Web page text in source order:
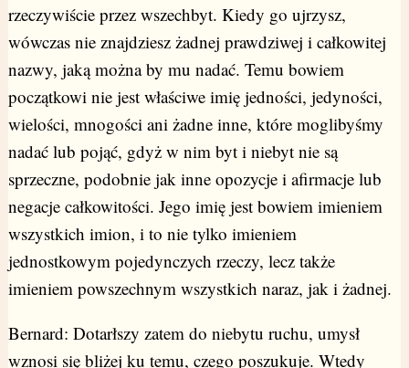
rzeczywiście przez wszechbyt. Kiedy go ujrzysz,
wówczas nie znajdziesz żadnej prawdziwej i całkowitej
nazwy, jaką można by mu nadać. Temu bowiem
początkowi nie jest właściwe imię jedności, jedyności,
wielości, mnogości ani żadne inne, które moglibyśmy
nadać lub pojąć, gdyż w nim byt i niebyt nie są
sprzeczne, podobnie jak inne opozycje i afirmacje lub
negacje całkowitości. Jego imię jest bowiem imieniem
wszystkich imion, i to nie tylko imieniem
jednostkowym pojedynczych rzeczy, lecz także
imieniem powszechnym wszystkich naraz, jak i żadnej.
Bernard: Dotarłszy zatem do niebytu ruchu, umysł
wznosi się bliżej ku temu, czego poszukuje. Wtedy